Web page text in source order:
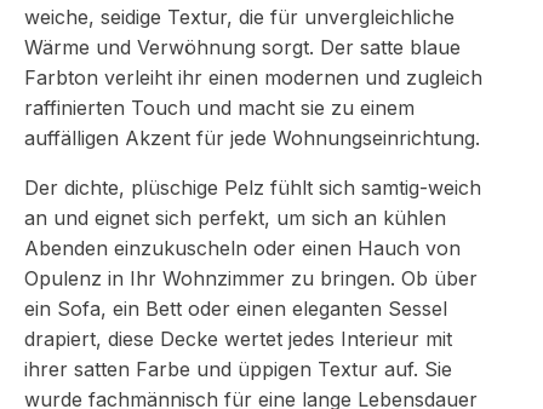
weiche, seidige Textur, die für unvergleichliche
Wärme und Verwöhnung sorgt. Der satte blaue
Farbton verleiht ihr einen modernen und zugleich
raffinierten Touch und macht sie zu einem
auffälligen Akzent für jede Wohnungseinrichtung.
Der dichte, plüschige Pelz fühlt sich samtig-weich
an und eignet sich perfekt, um sich an kühlen
Abenden einzukuscheln oder einen Hauch von
Opulenz in Ihr Wohnzimmer zu bringen. Ob über
ein Sofa, ein Bett oder einen eleganten Sessel
drapiert, diese Decke wertet jedes Interieur mit
ihrer satten Farbe und üppigen Textur auf. Sie
wurde fachmännisch für eine lange Lebensdauer